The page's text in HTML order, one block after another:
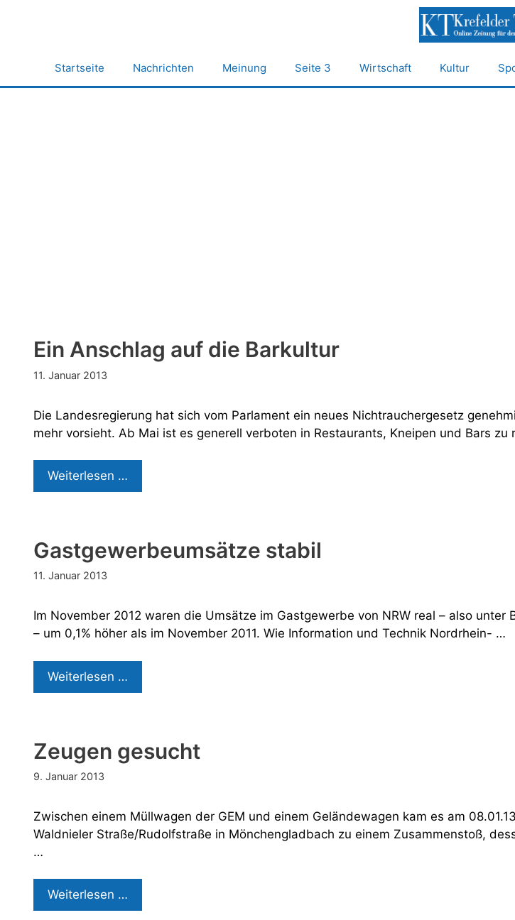
Startseite Nachrichten Meinung Seite 3 Wirtschaft Kultur
Ein Anschlag auf die Barkultur
11. Januar 2013
Die Landesregierung hat sich vom Parlament ein neues Nichtrauchergesetz
mehr vorsieht. Ab Mai ist es generell verboten in Restaurants, Kneipen und Bars zu
Weiterlesen …
Anschlag
Barkultur
Gastgewerbeumsätze stabil
11. Januar 2013
Im November 2012 waren die Umsätze im Gastgewerbe von NRW real – also unter
– um 0,1% höher als im November 2011. Wie Information und Technik Nordrhein- …
Weiterlesen …
stabil
Zeugen gesucht
9. Januar 2013
Zwischen einem Müllwagen der GEM und einem Geländewagen kam es am
Waldnieler Straße/Rudolfstraße in Mönchengladbach zu einem Zusammenstoß,
…
Weiterlesen …
gesucht